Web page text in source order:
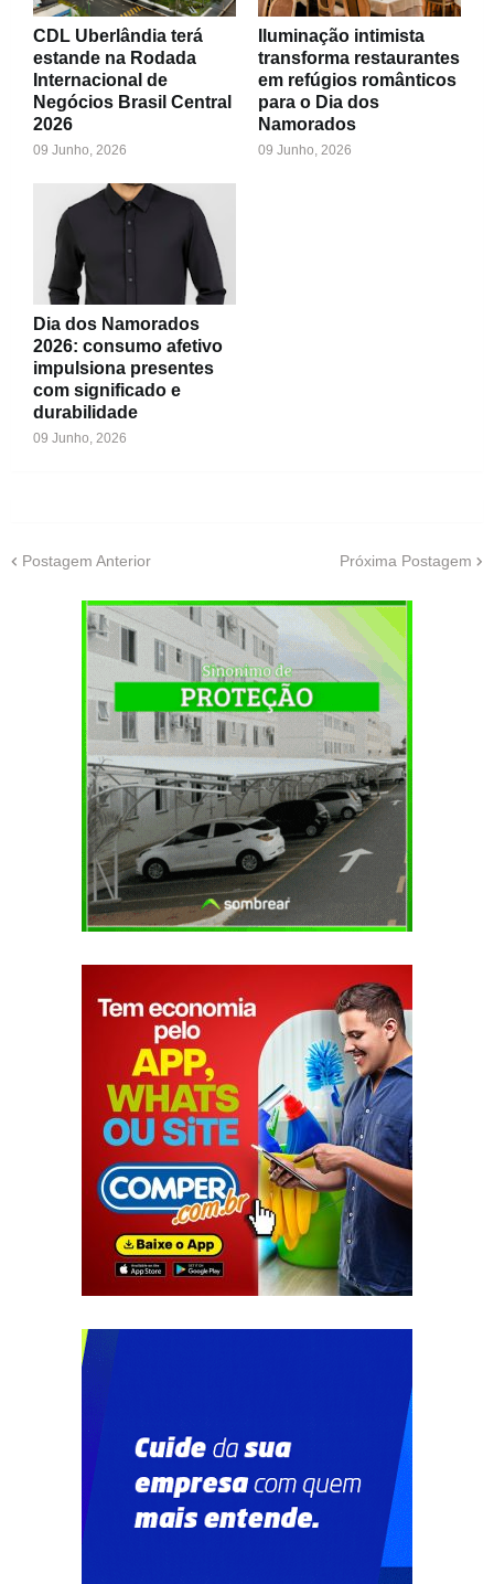
CDL Uberlândia terá
estande na Rodada
Internacional de
Negócios Brasil Central
2026
09 Junho, 2026
Iluminação intimista
transforma restaurantes
em refúgios românticos
para o Dia dos
Namorados
09 Junho, 2026
Dia dos Namorados
2026: consumo afetivo
impulsiona presentes
com significado e
durabilidade
09 Junho, 2026
Postagem Anterior Próxima Postagem